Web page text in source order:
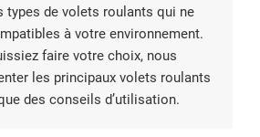
types de volets roulants qui ne
à votre environnement.
faire votre choix, nous
les principaux volets roulants
des conseils d’utilisation.